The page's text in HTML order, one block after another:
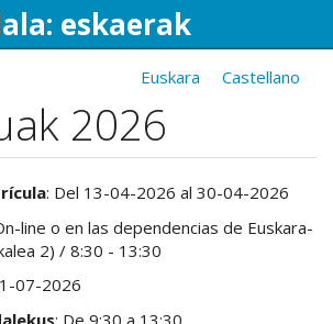
eskaerak
Euskara Castellano
2026
: Del 13-04-2026 al 30-04-2026
line o en las dependencias de Euskara-
2) / 8:30 - 13:30
07-2026
: De 9:30 a 13:30